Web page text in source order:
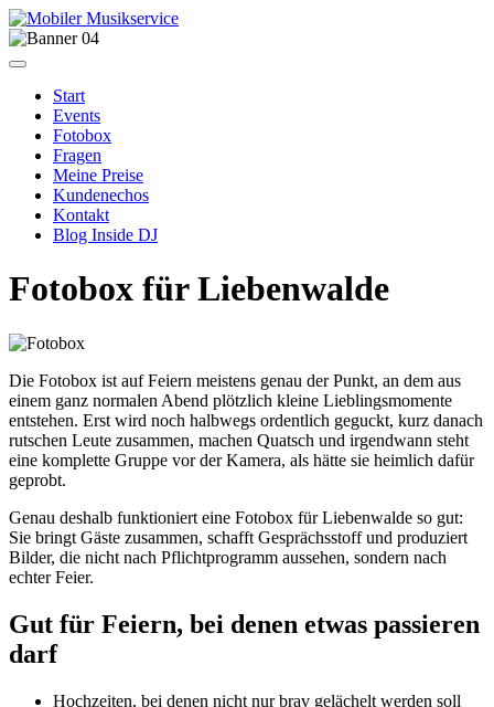
Start
Events
Fotobox
Fragen
Meine Preise
Kundenechos
Kontakt
Blog Inside DJ
Fotobox für Liebenwalde
Die Fotobox ist auf Feiern meistens genau der Punkt, an dem aus
einem ganz normalen Abend plötzlich kleine Lieblingsmomente
entstehen. Erst wird noch halbwegs ordentlich geguckt, kurz danach
rutschen Leute zusammen, machen Quatsch und irgendwann steht
eine komplette Gruppe vor der Kamera, als hätte sie heimlich dafür
geprobt.
Genau deshalb funktioniert eine Fotobox für Liebenwalde so gut:
Sie bringt Gäste zusammen, schafft Gesprächsstoff und produziert
Bilder, die nicht nach Pflichtprogramm aussehen, sondern nach
echter Feier.
Gut für Feiern, bei denen etwas passieren
darf
Hochzeiten, bei denen nicht nur brav gelächelt werden soll